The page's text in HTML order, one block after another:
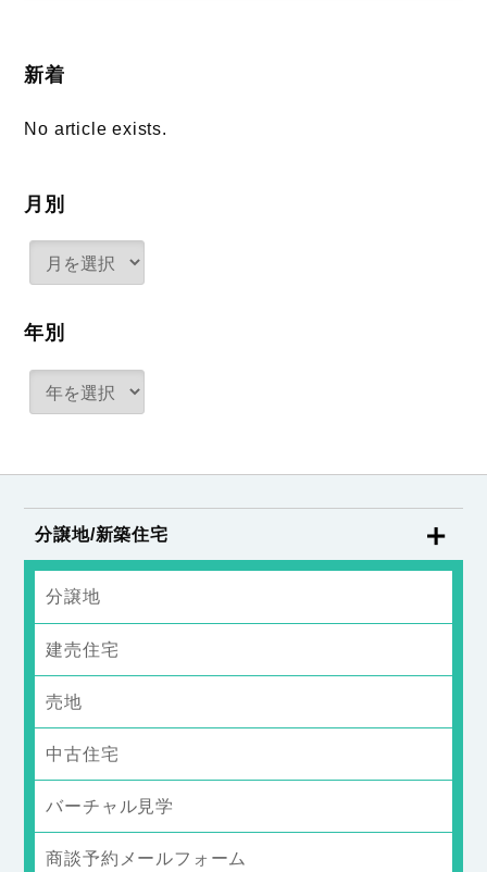
新着
No article exists.
月別
年別
分譲地/新築住宅
分譲地
建売住宅
売地
中古住宅
バーチャル見学
商談予約メールフォーム